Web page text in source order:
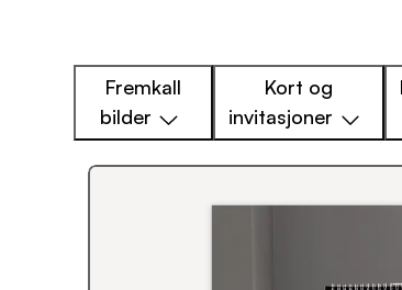
Fremkall
bilder
Kort og
invitasjoner